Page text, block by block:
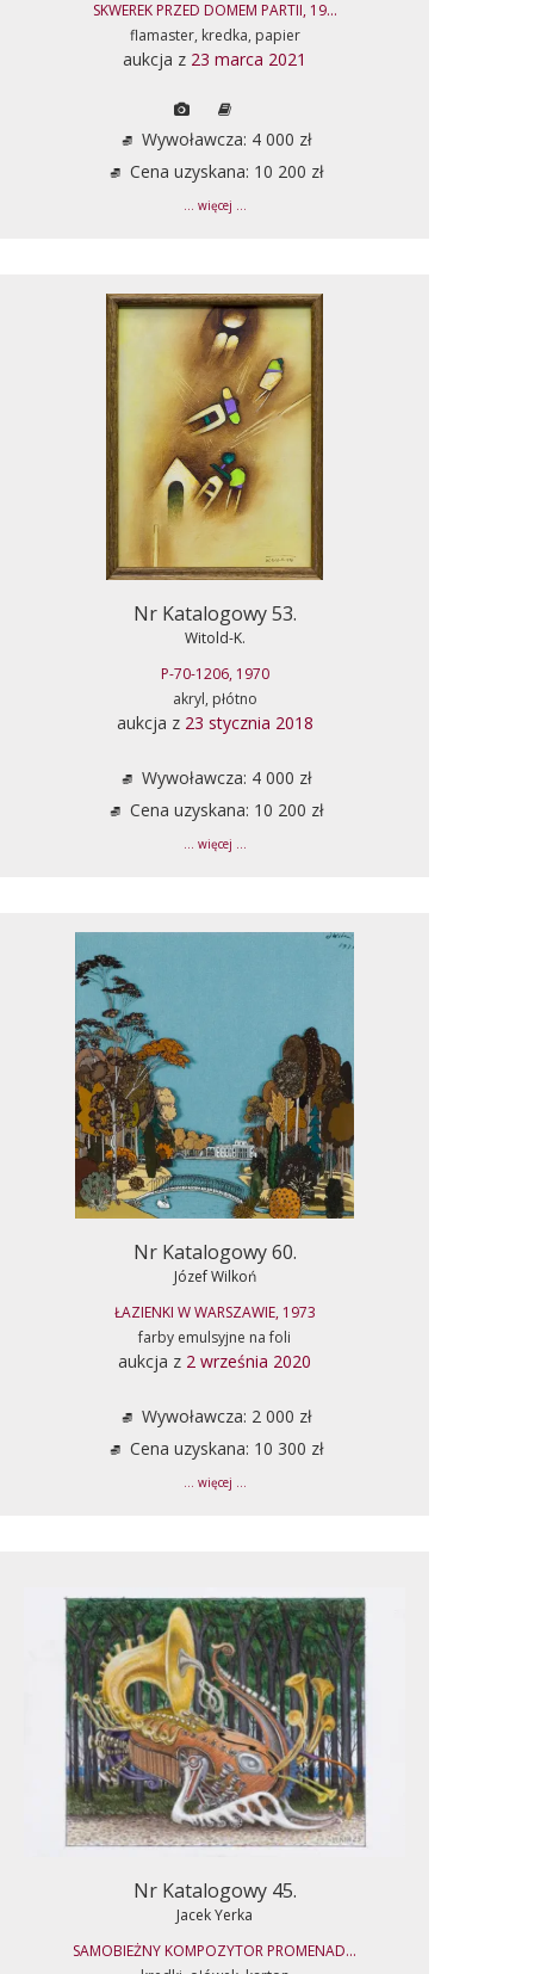
SKWEREK PRZED DOMEM PARTII, 19...
flamaster, kredka, papier
aukcja z 23 marca 2021
Wywoławcza: 4 000 zł
Cena uzyskana: 10 200 zł
... więcej ...
Nr Katalogowy 53.
Witold-K.
P-70-1206, 1970
akryl, płótno
aukcja z 23 stycznia 2018
Wywoławcza: 4 000 zł
Cena uzyskana: 10 200 zł
... więcej ...
Nr Katalogowy 60.
Józef Wilkoń
ŁAZIENKI W WARSZAWIE, 1973
farby emulsyjne na foli
aukcja z 2 września 2020
Wywoławcza: 2 000 zł
Cena uzyskana: 10 300 zł
... więcej ...
Nr Katalogowy 45.
Jacek Yerka
SAMOBIEŻNY KOMPOZYTOR PROMENAD...